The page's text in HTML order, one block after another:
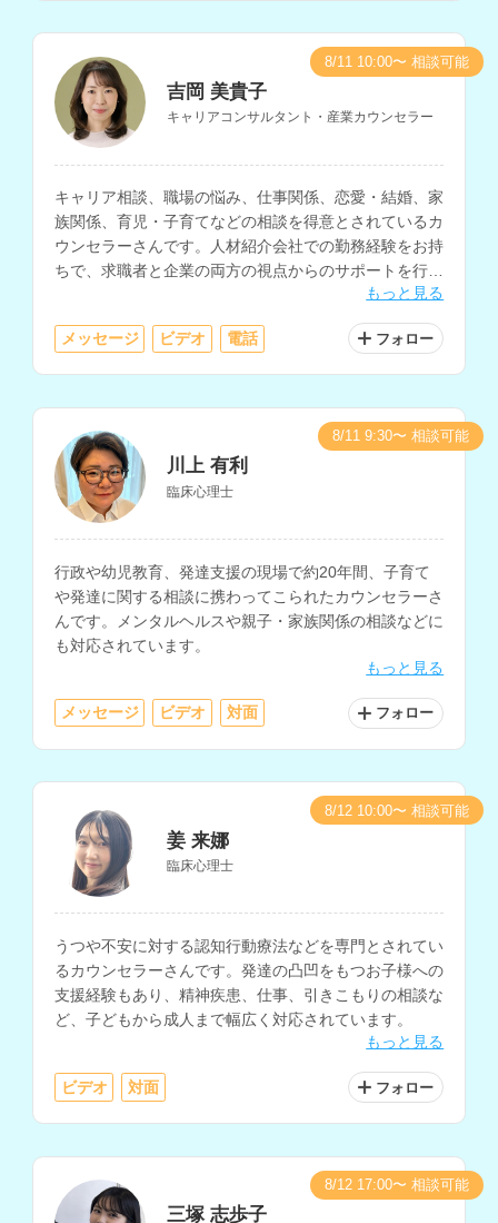
吉岡 美貴子
キャリアコンサルタント・産業カウンセラー
キャリア相談、職場の悩み、仕事関係、恋愛・結婚、家
族関係、育児・子育てなどの相談を得意とされているカ
ウンセラーさんです。人材紹介会社での勤務経験をお持
ちで、求職者と企業の両方の視点からのサポートを行な
もっと見る
メッセージ ビデオ 電話 フォロー
8/11 10:00〜 相談可能
川上 有利
臨床心理士
行政や幼児教育、発達支援の現場で約20年間、子育て
や発達に関する相談に携わってこられたカウンセラーさ
んです。メンタルヘルスや親子・家族関係の相談などに
も対応されています。
もっと見る
メッセージ ビデオ 対面 フォロー
8/11 9:30〜 相談可能
姜 来娜
臨床心理士
うつや不安に対する認知行動療法などを専門とされてい
るカウンセラーさんです。発達の凸凹をもつお子様への
支援経験もあり、精神疾患、仕事、引きこもりの相談な
ど、子どもから成人まで幅広く対応されています。
もっと見る
ビデオ 対面 フォロー
8/12 10:00〜 相談可能
三塚 志歩子
8/12 17:00〜 相談可能